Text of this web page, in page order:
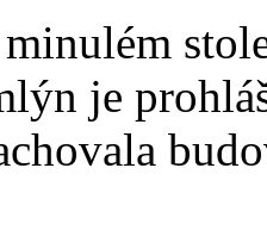
je